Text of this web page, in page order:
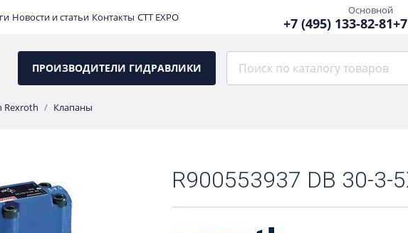
Новости и статьи Контакты CTT EXPO +7 (495) 133-82-81
Основной
ПРОИЗВОДИТЕЛИ ГИДРАВЛИКИ
Rexroth Клапаны
R900553937 DB 30-3-